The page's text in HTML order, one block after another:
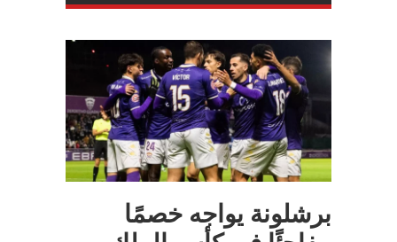
برشلونة يواجه خصمًا